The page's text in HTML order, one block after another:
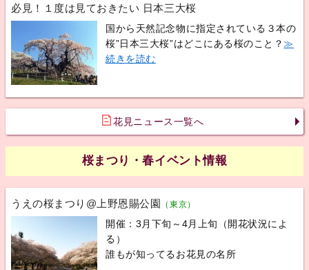
必見！１度は見ておきたい 日本三大桜
国から天然記念物に指定されている３本の
桜”日本三大桜”はどこにある桜のこと？≫
続きを読む
花見ニュース一覧へ
桜まつり・春イベント情報
うえの桜まつり@上野恩賜公園 （東京）
開催：3月下旬～4月上旬（開花状況によ
る）
誰もが知ってるお花見の名所